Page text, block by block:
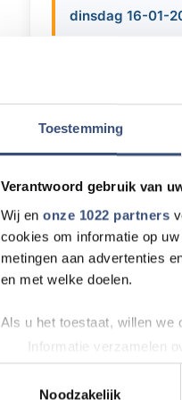
Toestemming
Verantwoord gebruik van
Wij en onze 1022 partners
cookies om informatie op
metingen aan advertenties
en met welke doelen.
Als u het toestaat, willen we
Informatie verzamelen
Uw apparaat
Lees meer over hoe uw
Noodzakelijk
dinsdag 16-01-
De Vereniging
vooraf uitleg
vijf personen. Er
en een snelle
Meer
Beach CleanUp